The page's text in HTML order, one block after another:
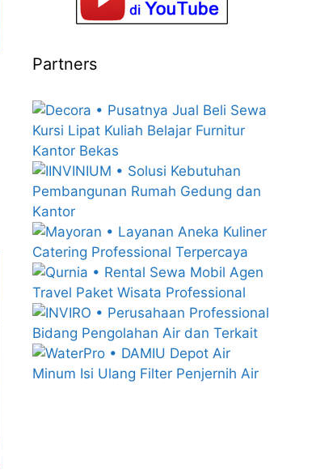
Partners